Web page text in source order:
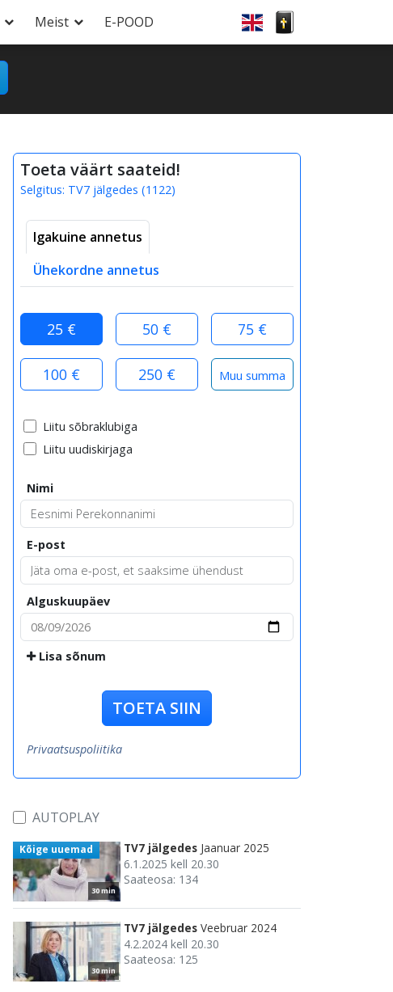
Meist E-POOD
Toeta väärt saateid!
Selgitus: TV7 jälgedes (1122)
Igakuine annetus
Ühekordne annetus
25 € 50 € 75 €
100 € 250 €
Liitu sõbraklubiga
Liitu uudiskirjaga
Nimi
E-post
Alguskuupäev
Lisa sõnum
TOETA SIIN
Privaatsuspoliitika
AUTOPLAY
30 min
Kõige uuemad TV7 jälgedes Jaanuar 2025
6.1.2025 kell 20.30
Saateosa: 134
30 min
TV7 jälgedes Veebruar 2024
4.2.2024 kell 20.30
Saateosa: 125